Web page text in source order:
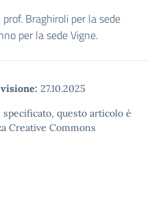
Braghiroli per la sede
per la sede Vigne.
27.10.2025
questo articolo è
Creative Commons